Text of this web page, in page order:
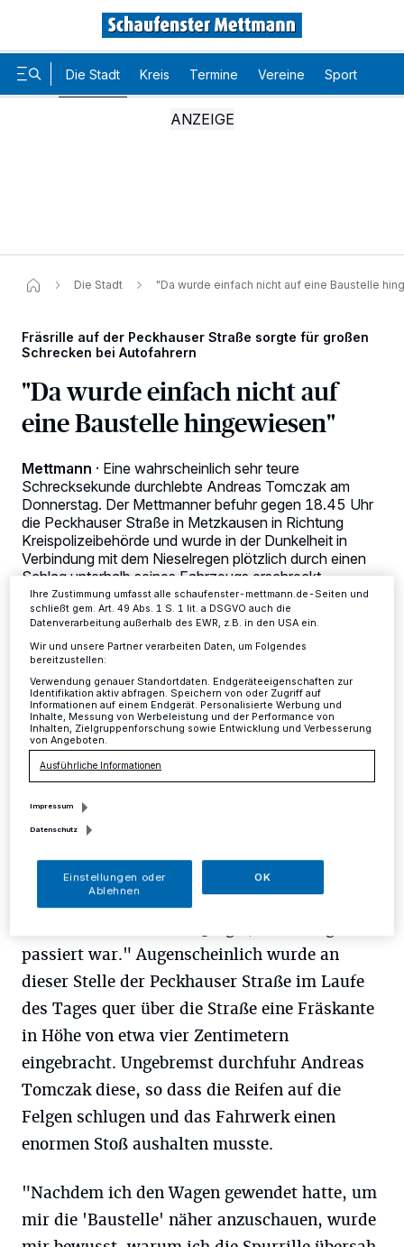
Die Stadt Kreis Termine Vereine Sport
Die Stadt "Da wurde einfach nicht auf eine Baustelle
Fräsrille auf der Peckhauser Straße sorgte für großen
Schrecken bei Autofahrern
"Da wurde einfach nicht auf
eine Baustelle hingewiesen"
Mettmann · Eine wahrscheinlich sehr teure
Schrecksekunde durchlebte Andreas Tomczak am
Donnerstag. Der Mettmanner befuhr gegen 18.45 Uhr
die Peckhauser Straße in Metzkausen in Richtung
Kreispolizeibehörde und wurde in der Dunkelheit in
Verbindung mit dem Nieselregen plötzlich durch einen
Schlag unterhalb seines Fahrzeugs erschreckt.
15.11.2016 , 14:36 Uhr 2 Minuten Lesezeit
"In diesem Bereich ist nach 17 Uhr Tempo 50
Geschwindigkeit fuhr ich auch. Instinktiv
betätigte ich danach sehr stark die Bremse
passiert war." Augenscheinlich wurde an
dieser Stelle der Peckhauser Straße im Laufe
des Tages quer über die Straße eine Fräskante
in Höhe von etwa vier Zentimetern
eingebracht. Ungebremst durchfuhr Andreas
Tomczak diese, so dass die Reifen auf die
Felgen schlugen und das Fahrwerk einen
enormen Stoß aushalten musste.
"Nachdem ich den Wagen gewendet hatte, um
mir die 'Baustelle' näher anzuschauen, wurde
Wir und unsere
-Partner speichern und greifen auf
personenbezogene Daten wie Browserdaten oder eindeutige
Kennungen auf Ihrem Gerät zu. Durch Auswahl von OK aktivieren Sie
verarbeiten Daten, um Ihnen Dienste bereitzustellen“ aufgeführten
Zwecke. Wenn Tracker deaktiviert sind, sind manche Inhalte und
Anzeigen möglicherweise nicht mehr so relevant für Sie. Sie können
dieses Menü jederzeit wieder aufrufen, um Ihre Einstellungen zu
ändern oder Ihre Einwilligung zu widerrufen, indem Sie auf den Link
Einstellungen oder Ablehnen am unteren Rand der Webseite klicken.
Ihre Einstellungen gelten innerhalb unseres Website. Weitere
Informationen finden Sie in unserer Datenschutzerklärung.
Ihre Zustimmung umfasst alle schaufenster-mettmann.de-Seiten und
schließt gem. Art. 49 Abs. 1 S. 1 lit. a DSGVO auch die
Datenverarbeitung außerhalb des EWR, z.B. in den USA ein.
Wir und unsere Partner verarbeiten Daten, um Folgendes
bereitzustellen:
Verwendung genauer Standortdaten. Endgeräteeigenschaften zur
Identifikation aktiv abfragen. Speichern von oder Zugriff auf
Informationen auf einem Endgerät. Personalisierte Werbung und
Inhalte, Messung von Werbeleistung und der Performance von
Inhalten, Zielgruppenforschung sowie Entwicklung und Verbesserung
von Angeboten.
Ausführliche Informationen
Impressum
Datenschutz
Einstellungen oder
Ablehnen
OK